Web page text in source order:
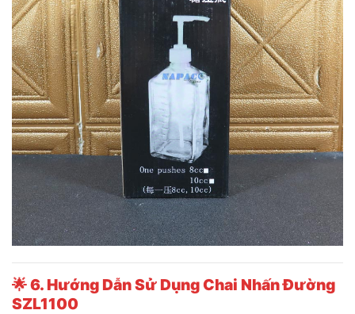
🌟6. Hướng Dẫn Sử Dụng Chai Nhấn Đường
SZL1100